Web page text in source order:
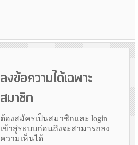
ลงข้อความได้เฉพาะ
สมาชิก
ต้องสมัครเป็นสมาชิกและ login
เข้าสู่ระบบก่อนถึงจะสามารถลง
ความเห็นได้